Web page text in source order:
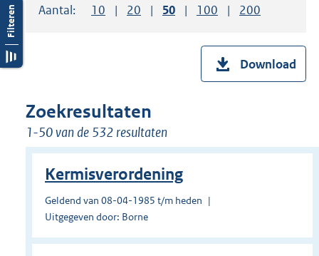
Aantal:
Toon
10 resultaten per pagina
Toon
20 resultaten per pagina
Toon
50 resultaten per pagina
Toon
100 resultaten per
Toon
200
Download
Zoekresultaten
1-50 van de 532 resultaten
Kermisverordening
Geldend van 08-04-1985 t/m heden
Uitgegeven door: Borne